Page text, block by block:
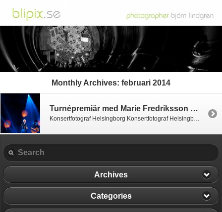
Monthly Archives: februari 2014
Turnépremiär med Marie Fredriksson – Konsertfotograf
Konsertfotograf Helsingborg Konsertfotograf Helsingborg I kväll hade Marie Fredriksson en av många efterlängtad turnépremiär på konserthuset i Helsingborg. Den första turnén i Sverige på fjorton år. Fredriksson känns inte alltid helt säker denna premiäkväll, men det är väldigt tydligt att hon är omringad av sina mest hängivna supportrar, som tar mot henne med öppna armar.
Archives
Categories